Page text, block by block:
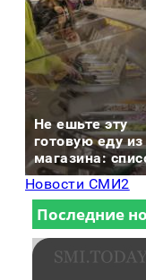
Не ешьте эту
готовую еду из
магазина:
Новости СМИ2